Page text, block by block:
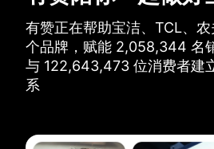
有赞正在帮助宝洁、TCL、
个品牌， 赋能 2,058,344 名
与 122,643,473 位消费者建
系